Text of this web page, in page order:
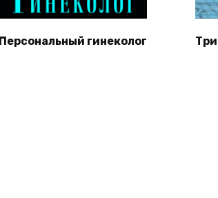
Персональный гинеколог